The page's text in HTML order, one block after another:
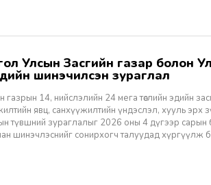
шинэчилсэн зураглал
газрын 14, нийслэлийн 24 мега төслийн эдийн
явц, санхүүжилтийн үндэслэл, хууль эрх
түвшний зураглалыг 2026 оны 4 дүгээр сарын
шинэчлэснийг сонирхогч талуудад хүргүүлж